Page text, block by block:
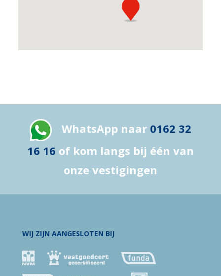
WhatsApp naar 0162 32
16 16 of kom langs bij één van
onze vestigingen
WIJ ZIJN AANGESLOTEN BIJ